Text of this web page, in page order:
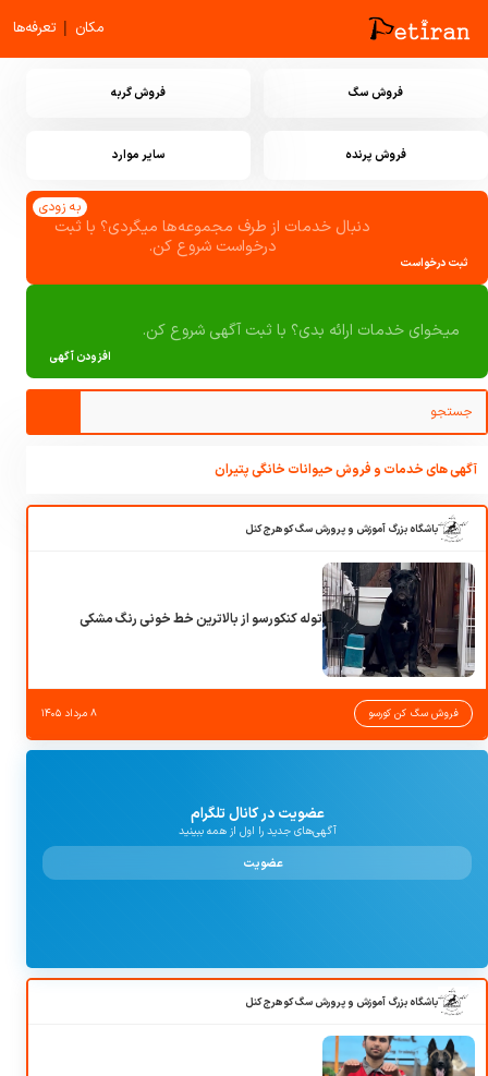
مکان | تعرفه‌ها
فروش سگ فروش گربه
فروش پرنده سایر موارد
ثبت درخواست
دنبال خدمات از طرف مجموعه‌ها میگردی؟ با ثبت
درخواست شروع کن.
به زودی
افزودن آگهی
میخوای خدمات ارائه بدی؟ با ثبت آگهی شروع کن.
آگهی های خدمات و فروش حیوانات خانگی پتیران
باشگاه بزرگ آموزش و پرورش سگ کوهرج کنل
توله کنکورسو از بالاترین خط خونی رنگ مشکی
فروش سگ کن کورسو ۸ مرداد ۱۴۰۵
عضویت در کانال تلگرام
آگهی‌های جدید را اول از همه ببینید
عضویت
باشگاه بزرگ آموزش و پرورش سگ کوهرج کنل